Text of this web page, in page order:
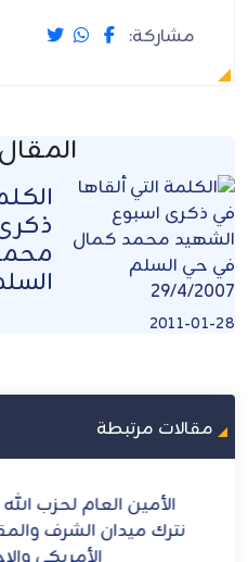
مشاركة:
السلم 29/4/
2011-01-28
مقالات مرتبطة
الأمين العام لحزب
نترك ميدان الشرف